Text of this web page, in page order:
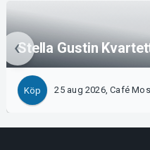
Stella Gustin
Köp 25 aug 2026, Café